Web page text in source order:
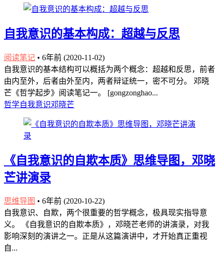
自我意识的基本构成：超越与反思
阅读笔记 • 6年前 (2020-11-02)
自我意识的基本结构可以概括为两个概念：超越和反思，前者
由内至外，后者由外至内，两者辩证统一，密不可分。 邓晓
芒《哲学起步》阅读笔记一。 [gongzonghao...
哲学自我意识邓晓芒
《自我意识的自欺本质》思维导图，邓晓
芒讲演录
思维导图 • 6年前 (2020-10-22)
自我意识、自欺，两个很重要的哲学概念，极具现实指导意
义。 《自我意识的自欺本质》，邓晓芒老师的讲演录，对我
影响深刻的演讲之一。正是从这篇演讲中，才开始真正重视
自...